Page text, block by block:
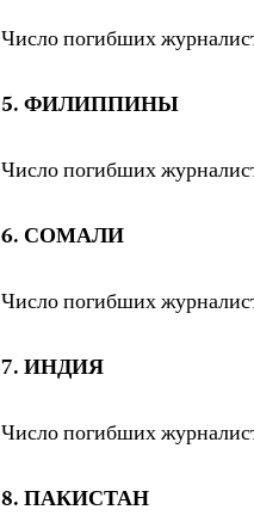
Число погибших
5. ФИЛИППИНЫ
Число погибших
6. СОМАЛИ
Число погибших
7. ИНДИЯ
Число погибших
8. ПАКИСТАН